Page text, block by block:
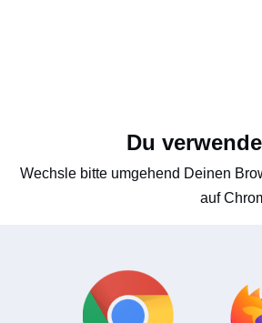
Du
Wechsle bitte umgehend Deinen
auf